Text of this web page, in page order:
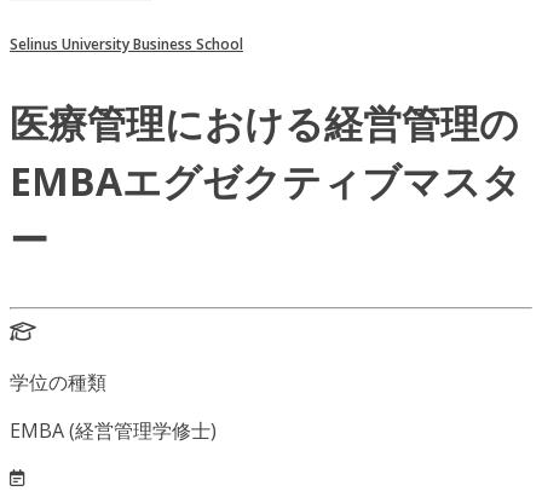
Selinus University Business School
医療管理における経営管理の
EMBAエグゼクティブマスタ
ー
学位の種類
EMBA (経営管理学修士)